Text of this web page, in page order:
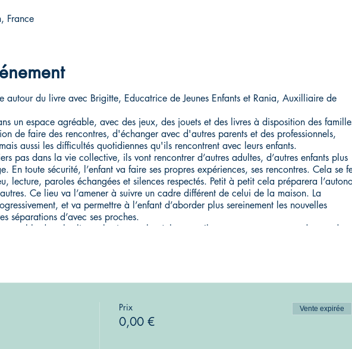
France
autour du livre avec Brigitte, Educatrice de Jeunes Enfants et Rania, Auxilliaire de
un espace agréable, avec des jeux, des jouets et des livres à disposition des
de faire des rencontres, d'échanger avec d'autres parents et des professionnels,
aussi les difficultés quotidiennes qu'ils rencontrent avec leurs enfants.
pas dans la vie collective, ils vont rencontrer d’autres adultes, d’autres enfants plus
En toute sécurité, l’enfant va faire ses propres expériences, ses rencontres. Cela se
lecture, paroles échangées et silences respectés. Petit à petit cela préparera
Ce lieu va l’amener à suivre un cadre différent de celui de la maison. La
et va permettre à l’enfant d’aborder plus sereinement les nouvelles
séparations d’avec ses proches.
dans les livres, les jeux et les échanges. Il permettra aux parents de prendre
pour que les enfants puissent y évoluer en toute sécurité physique et affective.
du projet.
supports des relations qui vont s’établir entre les différentes personnes présentes.
familles et pour des enfants de 0-5 ans
Prix
0,00 €
Vente expirée